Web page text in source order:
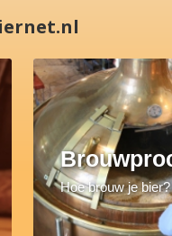
Hoe brouw je bier?